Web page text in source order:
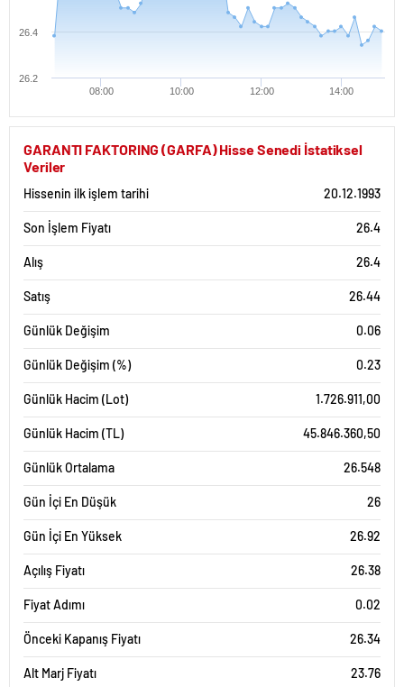
08:00 10:00 12:00 14:00
26.2
26.4
GARANTI FAKTORING (GARFA) Hisse Senedi İstatiksel
Veriler
Hissenin ilk işlem tarihi 20.12.1993
Son İşlem Fiyatı 26.4
Alış 26.4
Satış 26.44
Günlük Değişim 0.06
Günlük Değişim (%) 0.23
Günlük Hacim (Lot) 1.726.911,00
Günlük Hacim (TL) 45.846.360,50
Günlük Ortalama 26.548
Gün İçi En Düşük 26
Gün İçi En Yüksek 26.92
Açılış Fiyatı 26.38
Fiyat Adımı 0.02
Önceki Kapanış Fiyatı 26.34
Alt Marj Fiyatı 23.76